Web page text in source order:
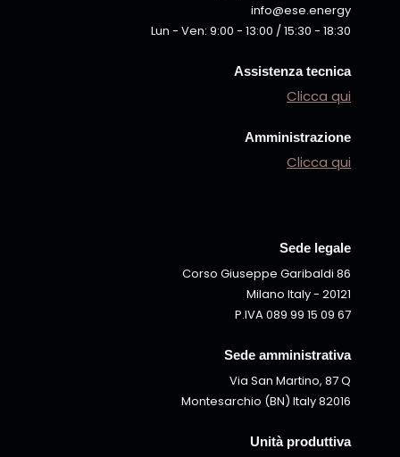
info@ese.energy
Lun - Ven: 9:00 - 13:00 / 15:30 - 18:30
Assistenza tecnica
Clicca qui
Amministrazione
Clicca qui
Sede legale
Corso Giuseppe Garibaldi 86
20121 - Milano Italy
P.IVA 089 99 15 09 67
Sede amministrativa
Via San Martino, 87 Q
82016 Montesarchio (BN) Italy
Unità produttiva